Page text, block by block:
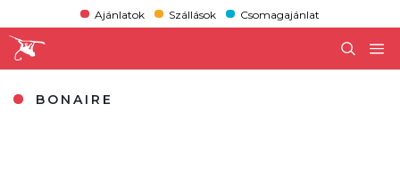
Ajánlatok Szállások Csomagajánlat
BONAIRE